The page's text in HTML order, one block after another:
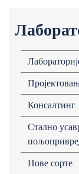
Консалтинг
Стално
Нове сорте